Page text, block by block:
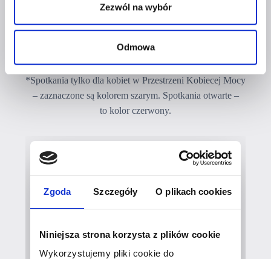
Zezwól na wybór
Odmowa
Zobacz poniżej i wybierz to, co woła Cię
najmocniej.
*Spotkania tylko dla kobiet w Przestrzeni Kobiecej Mocy
– zaznaczone są kolorem szarym. Spotkania otwarte –
to kolor czerwony.